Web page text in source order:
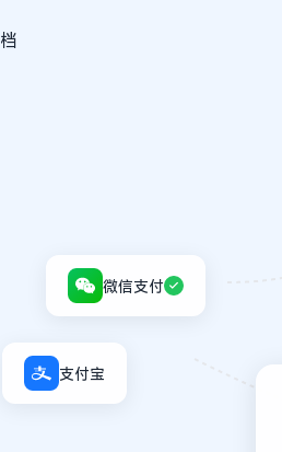
微信支付
支付宝